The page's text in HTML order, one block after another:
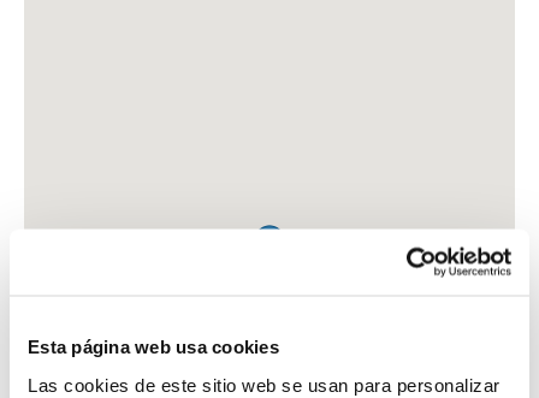
Esta página web usa cookies
Las cookies de este sitio web se usan para personalizar